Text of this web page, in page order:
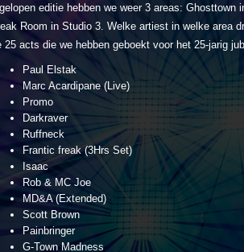
editie hebben we weer 3 areas:
Room in Studio 3. Welke artiest in welke area
25 acts die we hebben geboekt voor het 25-jarig
Paul Elstak
Marc Acardipane (Live)
Promo
Darkraver
Ruffneck
Frantic freak (3Hrs Set)
Isaac
Rob & MC Joe
MD&A (Extended)
Scott Brown
Painbringer
G-Town Madness